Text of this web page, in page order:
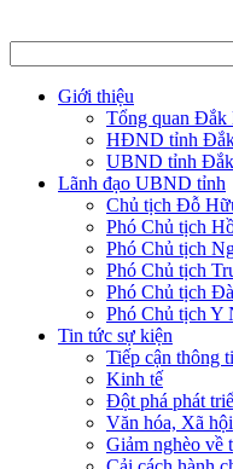
Giới thiệu
Tổng quan Đắk
HĐND tỉnh
UBND tỉnh
Lãnh đạo UBND tỉnh
Chủ tịch Đỗ
Phó Chủ tịch
Phó Chủ tịch
Phó Chủ tịch
Phó Chủ tịch
Phó Chủ tịch Y
Tin tức sự kiện
Tiếp cận thông
Kinh tế
Đột phá phát
Văn hóa, Xã hội
Giảm nghèo về